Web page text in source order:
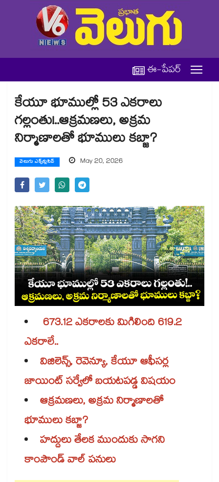
ఈ-పేపర్
కేయూ భూముల్లో 53 ఎకరాలు
గల్లంతు!..ఆక్రమణలు, అక్రమ
నిర్మాణాలతో భూములు కబ్జా?
వెలుగు ఎక్స్‌క్లుసివ్ May 20, 2026
673.12 ఎకరాలకు మిగిలింది 619.2
ఎకరాలే..
విజిలెన్స్, రెవెన్యూ, కేయూ ఆఫీసర్ల
జాయింట్ సర్వేలో బయటపడ్డ విషయం
ఆక్రమణలు, అక్రమ నిర్మాణాలతో
భూములు కబ్జా?
హద్దులు తేలక ముందుకు సాగని
కాంపౌండ్ వాల్ పనులు